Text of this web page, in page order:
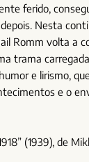
ferido,
Nesta
Romm volta a
trama
e lirismo,
e o
(1939), de